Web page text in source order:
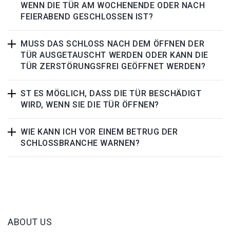
WENN DIE TÜR AM WOCHENENDE ODER NACH
FEIERABEND GESCHLOSSEN IST?
MUSS DAS SCHLOSS NACH DEM ÖFFNEN DER
TÜR AUSGETAUSCHT WERDEN ODER KANN DIE
TÜR ZERSTÖRUNGSFREI GEÖFFNET WERDEN?
ST ES MÖGLICH, DASS DIE TÜR BESCHÄDIGT
WIRD, WENN SIE DIE TÜR ÖFFNEN?
WIE KANN ICH VOR EINEM BETRUG DER
SCHLOSSBRANCHE WARNEN?
ABOUT US